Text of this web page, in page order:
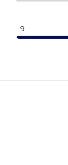
9